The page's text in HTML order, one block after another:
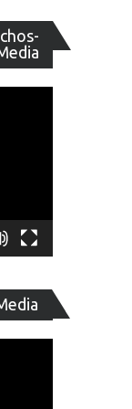
de
vídeo
de
vídeo